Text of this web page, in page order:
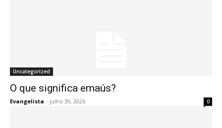
Uncategorized
O que significa emaús?
Evangelista - julho 30, 2026 0